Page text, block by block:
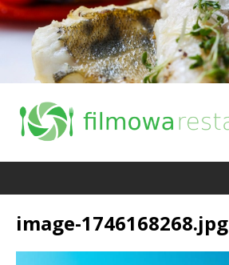
image-1746168268.jpg